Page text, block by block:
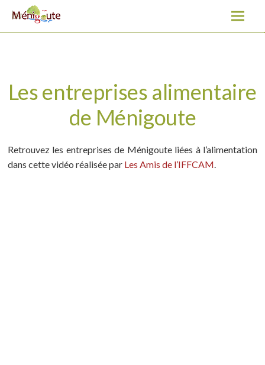
Les entreprises alimentaire de Ménigoute
l
u
o
t
e
Les entreprises alimentaire
de Ménigoute
Retrouvez les entreprises de Ménigoute liées à l’alimentation
dans cette vidéo réalisée par Les Amis de l’IFFCAM.